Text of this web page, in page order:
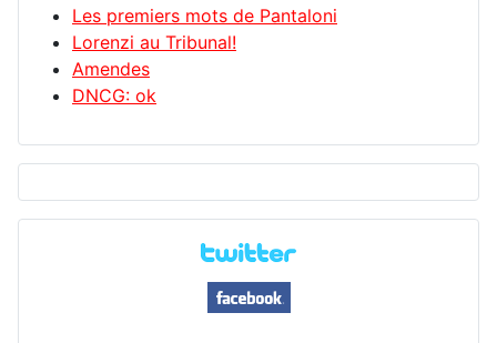
Les premiers mots de Pantaloni
Lorenzi au Tribunal!
Amendes
DNCG: ok